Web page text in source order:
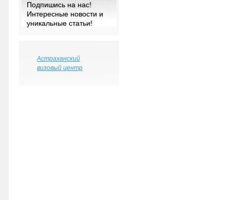
Подпишись на нас!
Интересные новости и
уникальные статьи!
Астраханский
визовый центр